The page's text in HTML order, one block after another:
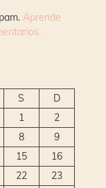
Aprende
S
D
1
2
8
9
15
16
22
23